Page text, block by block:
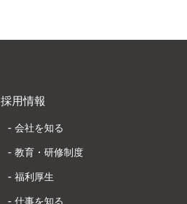
採用情報
会社を知る
教育・研修制度
福利厚生
仕事を知る